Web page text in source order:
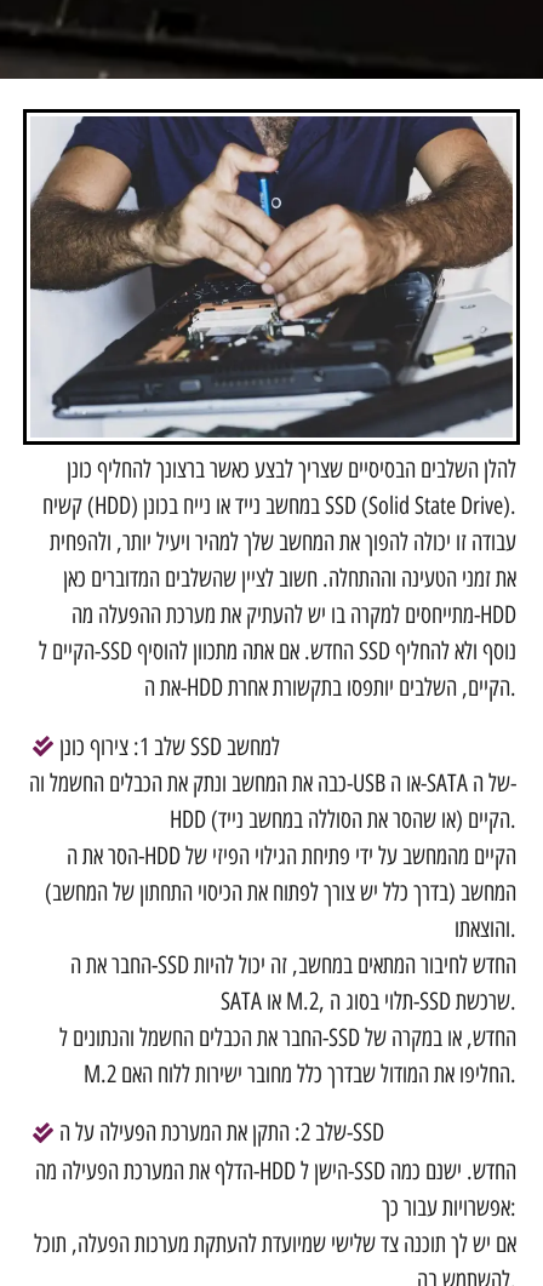
להלן השלבים הבסיסיים שצריך לבצע כאשר ברצונך להחליף כונן
קשיח (HDD) במחשב נייד או נייח בכונן SSD (Solid State Drive).
עבודה זו יכולה להפוך את המחשב שלך למהיר ויעיל יותר, ולהפחית
את זמני הטעינה וההתחלה. חשוב לציין שהשלבים המדוברים כאן
מתייחסים למקרה בו יש להעתיק את מערכת ההפעלה מה-HDD
הקיים ל-SSD החדש. אם אתה מתכוון להוסיף SSD נוסף ולא להחליף
את ה-HDD הקיים, השלבים יותפסו בתקשורת אחרת.
שלב 1: צירוף כונן SSD למחשב
כבה את המחשב ונתק את הכבלים החשמל וה-USB או ה-SATA של ה-
HDD הקיים (או שהסר את הסוללה במחשב נייד).
הסר את ה-HDD הקיים מהמחשב על ידי פתיחת הגילוי הפיזי של
המחשב (בדרך כלל יש צורך לפתוח את הכיסוי התחתון של המחשב)
והוצאתו.
החבר את ה-SSD החדש לחיבור המתאים במחשב, זה יכול להיות
SATA או M.2, תלוי בסוג ה-SSD שרכשת.
החבר את הכבלים החשמל והנתונים ל-SSD החדש, או במקרה של
M.2 החליפו את המודול שבדרך כלל מחובר ישירות ללוח האם.
שלב 2: התקן את המערכת הפעילה על ה-SSD
הדלף את המערכת הפעילה מה-HDD הישן ל-SSD החדש. ישנם כמה
אפשרויות עבור כך:
אם יש לך תוכנה צד שלישי שמיועדת להעתקת מערכות הפעלה, תוכל
להשתמש בה.